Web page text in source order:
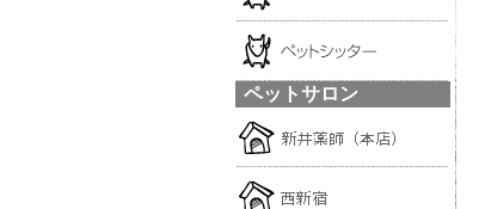
ペットサロン